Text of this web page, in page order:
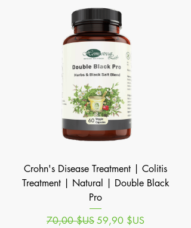
Crohn's Disease Treatment | Colitis
Treatment | Natural | Double Black
Pro
Prix original
70,00 $USPrix promotionnel
59,90 $US